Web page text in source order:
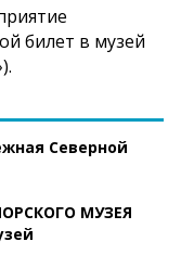
билет в музей
Северной
МУЗЕЯ